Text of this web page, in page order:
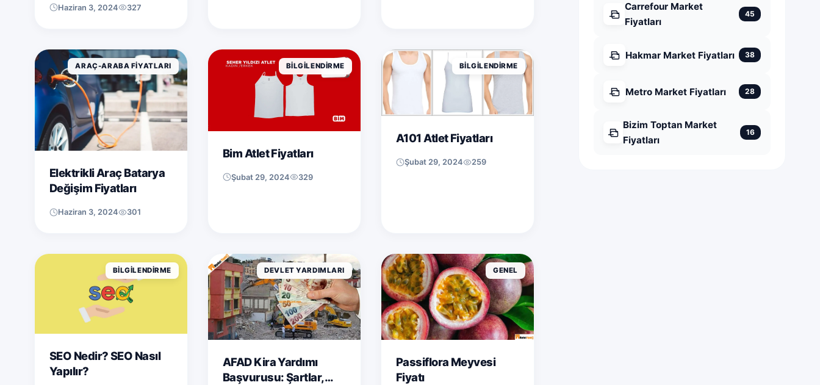
Haziran 3, 2024 327
ARAÇ-ARABA FIYATLARI
Elektrikli Araç Batarya
Değişim Fiyatları
Haziran 3, 2024 301
BILGILENDIRME
Bim Atlet Fiyatları
Şubat 29, 2024 329
BILGILENDIRME
A101 Atlet Fiyatları
Şubat 29, 2024 259
BILGILENDIRME
SEO Nedir? SEO Nasıl
Yapılır?
DEVLET YARDIMLARI
AFAD Kira Yardımı
Başvurusu: Şartlar,
GENEL
Passiflora Meyvesi
Fiyatı
Carrefour Market
Fiyatları
45
Hakmar Market Fiyatları 38
Metro Market Fiyatları 28
Bizim Toptan Market
Fiyatları
16